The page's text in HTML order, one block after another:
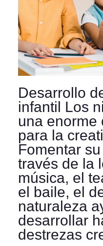
Desarrollo
infantil Los
una enorme
para la
Fomentar
través de la
música, el
el baile, el
naturaleza
desarrollar
destrezas